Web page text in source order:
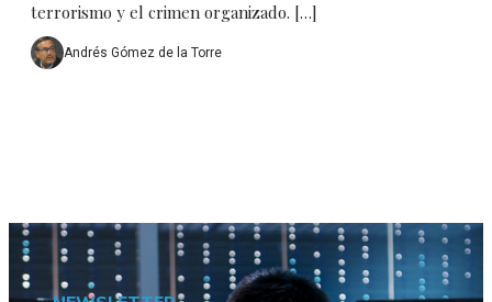
terrorismo y el crimen organizado. […]
Andrés Gómez de la Torre